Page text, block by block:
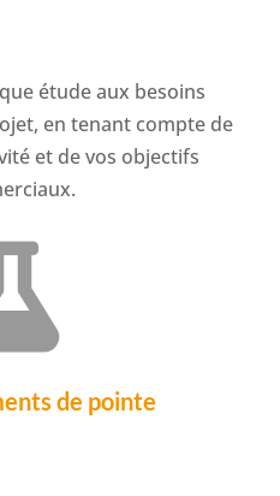
étude aux besoins
en tenant compte de
et de vos objectifs
de pointe